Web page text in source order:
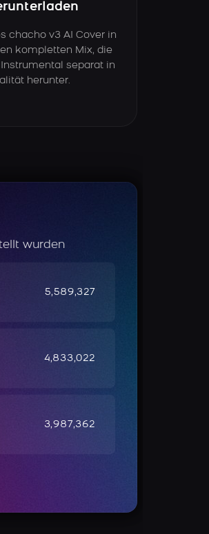
chacho v3 AI Cover in
kompletten Mix, die
separat in
herunter.
wurden
5,589,327
4,833,022
3,987,362